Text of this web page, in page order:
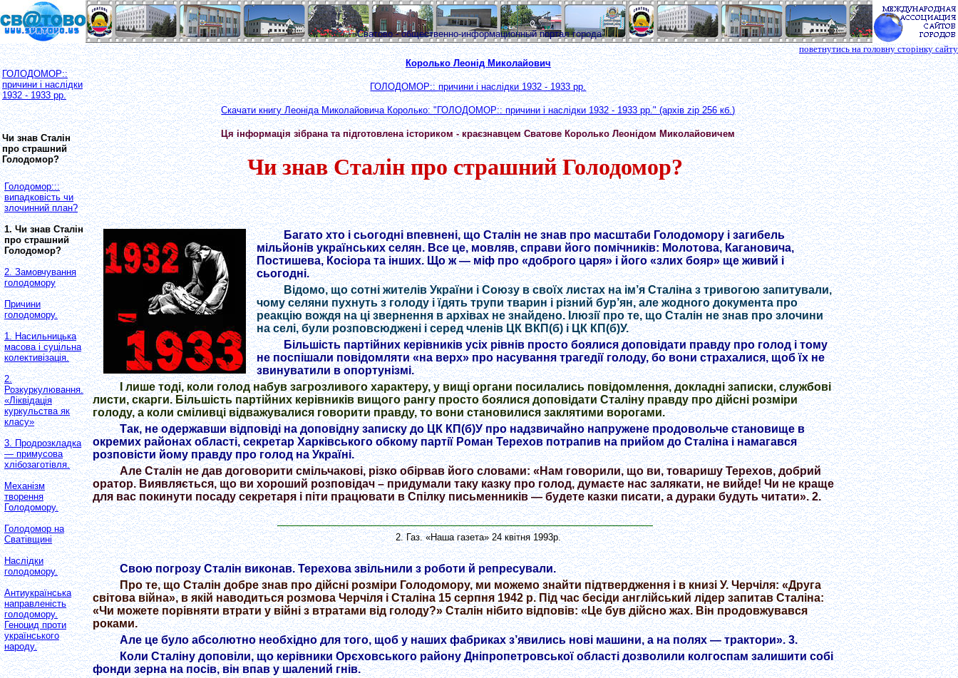
Сватово - общественно-информационный портал города
поветнутись на головну сторінку сайту
ГОЛОДОМОР::
причини і наслідки
1932 - 1933 рр.
Чи знав Сталін
про страшний
Голодомор?
Голодомор:::
випадковість чи
злочинний план?
1. Чи знав Сталін
про страшний
Голодомор?
2. Замовчування
голодомору
Причини
голодомору.
1. Насильницька
масова і суцільна
колективізація.
2.
Розкуркулювання.
«Ліквідація
куркульства як
класу»
3. Продрозкладка
— примусова
хлібозаготівля.
Механізм
творення
Голодомору.
Голодомор на
Сватiвщинi
Наслідки
голодомору.
Антиукраїнська
направленість
голодомору.
Геноцид проти
українського
народу.
Королько Леонід Миколайович
ГОЛОДОМОР:: причини і наслідки 1932 - 1933 рр.
Скачати книгу Леоніда Миколайовича Королько: "ГОЛОДОМОР:: причини і наслідки 1932 - 1933 рр." (архівzip 256кб.)
Ця інформація зібрана та підготовлена істориком - краєзнавцем Сватове Королько Леонідом Миколайовичем
Чи знав Сталін про страшний Голодомор?
Багато хто і сьогодні впевнені, що Сталін не знав про масштаби Голодомору і загибель
мільйонів українських селян. Все це, мовляв, справи його помічників: Молотова, Кагановича,
Постишева, Косіора та інших. Що ж — міф про «доброго царя» і його «злих бояр» ще живий і
сьогодні.
Відомо, що сотні жителів України і Союзу в своїх листах на ім’я Сталіна з тривогою запитували,
чому селяни пухнуть з голоду і їдять трупи тварин і різний бур’ян, але жодного документа про
реакцію вождя на ці звернення в архівах не знайдено. Ілюзії про те, що Сталін не знав про злочини
на селі, були розповсюджені і серед членів ЦК ВКП(б) і ЦК КП(б)У.
Більшість партійних керівників усіх рівнів просто боялися доповідати правду про голод і тому
не поспішали повідомляти «на верх» про насування трагедії голоду, бо вони страхалися, щоб їх не
звинуватили в опортунізмі.
І лише тоді, коли голод набув загрозливого характеру, у вищі органи посилались повідомлення, докладні записки, службові
листи, скарги. Більшість партійних керівників вищого рангу просто боялися доповідати Сталіну правду про дійсні розміри
голоду, а коли сміливці відважувалися говорити правду, то вони становилися заклятими ворогами.
Так, не одержавши відповіді на доповідну записку до ЦК КП(б)У про надзвичайно напружене продовольче становище в
окремих районах області, секретар Харківського обкому партії Роман Терехов потрапив на прийом до Сталіна і намагався
розповісти йому правду про голод на Україні.
Але Сталін не дав договорити смільчакові, різко обірвав його словами: «Нам говорили, що ви, товаришу Терехов, добрий
оратор. Виявляється, що ви хороший розповідач – придумали таку казку про голод, думаєте нас залякати, не вийде! Чи не краще
для вас покинути посаду секретаря і піти працювати в Спілку письменників — будете казки писати, а дураки будуть читати». 2.
2. Газ. «Наша газета» 24 квітня 1993р.
Свою погрозу Сталін виконав. Терехова звільнили з роботи й репресували.
Про те, що Сталін добре знав про дійсні розміри Голодомору, ми можемо знайти підтвердження і в книзі У. Черчіля: «Друга
світова війна», в якій наводиться розмова Черчіля і Сталіна 15 серпня 1942 р. Під час бесіди англійський лідер запитав Сталіна:
«Чи можете порівняти втрати у війні з втратами від голоду?» Сталін нібито відповів: «Це був дійсно жах. Він продовжувався
роками.
Але це було абсолютно необхідно для того, щоб у наших фабриках з’явились нові машини, а на полях — трактори». 3.
Коли Сталіну доповіли, що керівники Орєховського району Дніпропетровської області дозволили колгоспам залишити собі
фонди зерна на посів, він впав у шалений гнів.